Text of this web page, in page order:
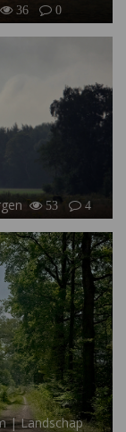
36 0
53 4
| Landschap